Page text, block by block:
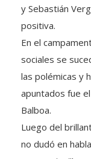
y Sebastián
positiva.
En el
sociales se
las polémicas y
apuntados fue
Balboa.
Luego del
no dudó en